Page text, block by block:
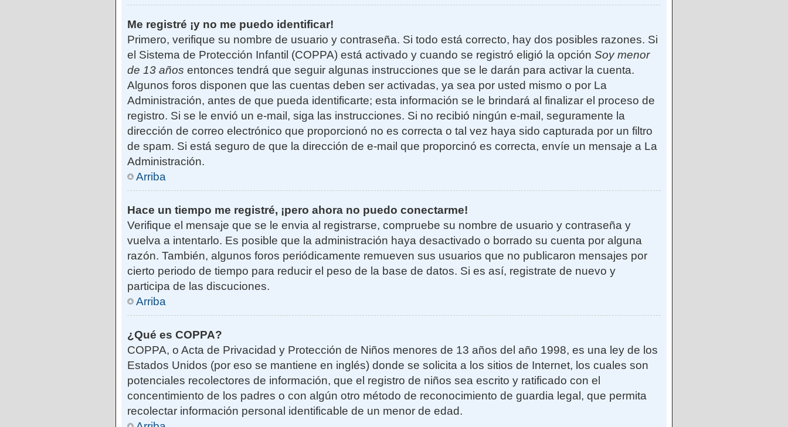
Me registré ¡y no me puedo identificar!
Primero, verifique su nombre de usuario y contraseña. Si todo está correcto, hay dos posibles razones. Si
el Sistema de Protección Infantil (COPPA) está activado y cuando se registró eligió la opción Soy menor
de 13 años entonces tendrá que seguir algunas instrucciones que se le darán para activar la cuenta.
Algunos foros disponen que las cuentas deben ser activadas, ya sea por usted mismo o por La
Administración, antes de que pueda identificarte; esta información se le brindará al finalizar el proceso de
registro. Si se le envió un e-mail, siga las instrucciones. Si no recibió ningún e-mail, seguramente la
dirección de correo electrónico que proporcionó no es correcta o tal vez haya sido capturada por un filtro
de spam. Si está seguro de que la dirección de e-mail que proporcinó es correcta, envíe un mensaje a La
Administración.
Arriba
Hace un tiempo me registré, ¡pero ahora no puedo conectarme!
Verifique el mensaje que se le envia al registrarse, compruebe su nombre de usuario y contraseña y
vuelva a intentarlo. Es posible que la administración haya desactivado o borrado su cuenta por alguna
razón. También, algunos foros periódicamente remueven sus usuarios que no publicaron mensajes por
cierto periodo de tiempo para reducir el peso de la base de datos. Si es así, registrate de nuevo y
participa de las discuciones.
Arriba
¿Qué es COPPA?
COPPA, o Acta de Privacidad y Protección de Niños menores de 13 años del año 1998, es una ley de los
Estados Unidos (por eso se mantiene en inglés) donde se solicita a los sitios de Internet, los cuales son
potenciales recolectores de información, que el registro de niños sea escrito y ratificado con el
concentimiento de los padres o con algún otro método de reconocimiento de guardia legal, que permita
recolectar información personal identificable de un menor de edad.